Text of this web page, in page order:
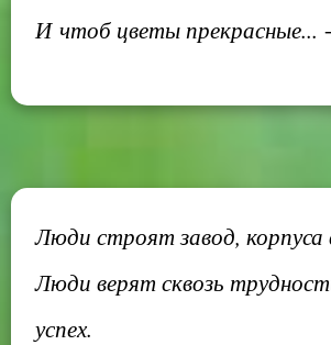
И чтоб цветы
Люди строят завод,
Люди верят сквозь
успех.